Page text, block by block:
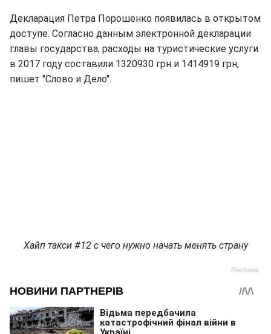
Декларация Петра Порошенко появилась в открытом
доступе. Согласно данным электронной декларации
главы государства, расходы на туристические услуги
в 2017 году составили 1320930 грн и 1414919 грн,
пишет "Слово и Дело".
Хайп такси #12 с чего нужно начать менять страну